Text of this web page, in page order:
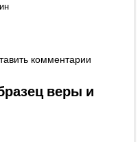
- Поющее сердце
комментарии
веры и